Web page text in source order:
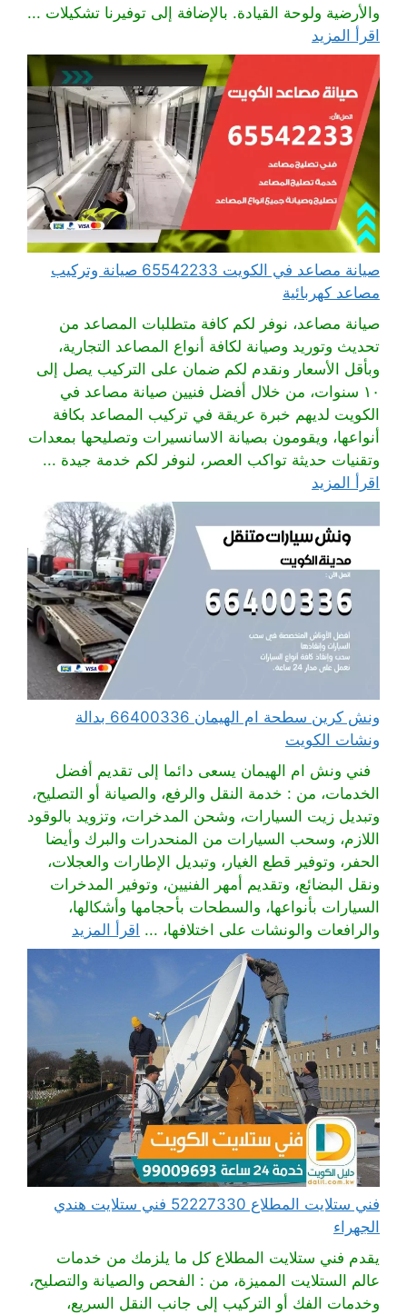
والأرضية ولوحة القيادة. بالإضافة إلى توفيرنا تشكيلات ...
اقرأ المزيد
صيانة مصاعد في الكويت 65542233 صيانة وتركيب
مصاعد كهربائية
صيانة مصاعد، نوفر لكم كافة متطلبات المصاعد من
تحديث وتوريد وصيانة لكافة أنواع المصاعد التجارية،
وبأقل الأسعار ونقدم لكم ضمان على التركيب يصل إلى
١٠ سنوات، من خلال أفضل فنيين صيانة مصاعد في
الكويت لديهم خبرة عريقة في تركيب المصاعد بكافة
أنواعها، ويقومون بصيانة الاسانسيرات وتصليحها بمعدات
وتقنيات حديثة تواكب العصر، لنوفر لكم خدمة جيدة ...
اقرأ المزيد
ونش كرين سطحة ام الهيمان 66400336 بدالة
ونشات الكويت
فني ونش ام الهيمان يسعى دائما إلى تقديم أفضل
الخدمات، من : خدمة النقل والرفع، والصيانة أو التصليح،
وتبديل زيت السيارات، وشحن المدخرات، وتزويد بالوقود
اللازم، وسحب السيارات من المنحدرات والبرك وأيضا
الحفر، وتوفير قطع الغيار، وتبديل الإطارات والعجلات،
ونقل البضائع، وتقديم أمهر الفنيين، وتوفير المدخرات
السيارات بأنواعها، والسطحات بأحجامها وأشكالها،
والرافعات والونشات على اختلافها، ... اقرأ المزيد
فني ستلايت المطلاع 52227330 فني ستلايت هندي
الجهراء
يقدم فني ستلايت المطلاع كل ما يلزمك من خدمات
عالم الستلايت المميزة، من : الفحص والصيانة والتصليح،
وخدمات الفك أو التركيب إلى جانب النقل السريع،